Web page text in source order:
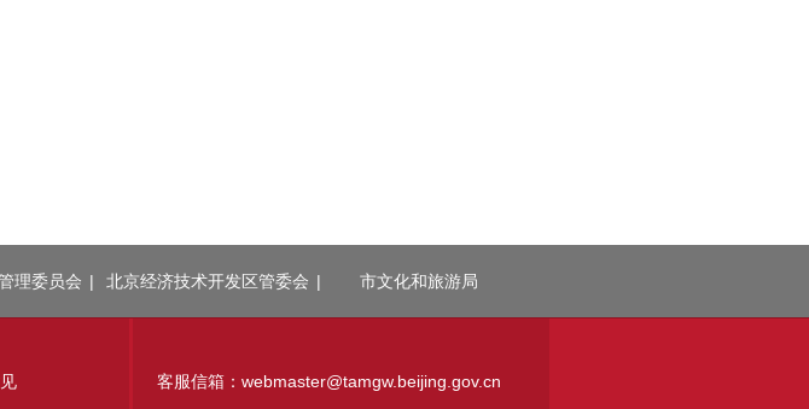
理委员会 | 北京经济技术开发区管委会 | 市文化和旅游局
客服信箱：webmaster@tamgw.beijing.gov.cn